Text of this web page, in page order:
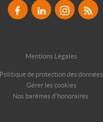
Mentions Légales
Politique de protection des données
Gérer les cookies
Nos barèmes d'honoraires